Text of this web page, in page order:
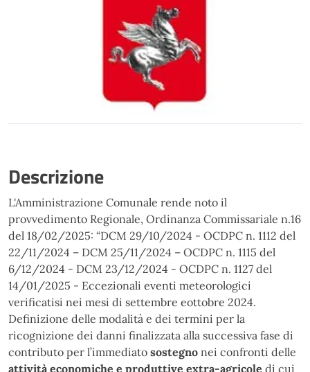
Descrizione
L'Amministrazione Comunale rende noto il
provvedimento Regionale, Ordinanza Commissariale n.16
del 18/02/2025: “DCM 29/10/2024 - OCDPC n. 1112 del
22/11/2024 – DCM 25/11/2024 – OCDPC n. 1115 del
6/12/2024 - DCM 23/12/2024 - OCDPC n. 1127 del
14/01/2025 - Eccezionali eventi meteorologici
verificatisi nei mesi di settembre eottobre 2024.
Definizione delle modalità e dei termini per la
ricognizione dei danni finalizzata alla successiva fase di
contributo per l’immediato sostegno nei confronti delle
attività economiche e produttive extra-agricole di cui